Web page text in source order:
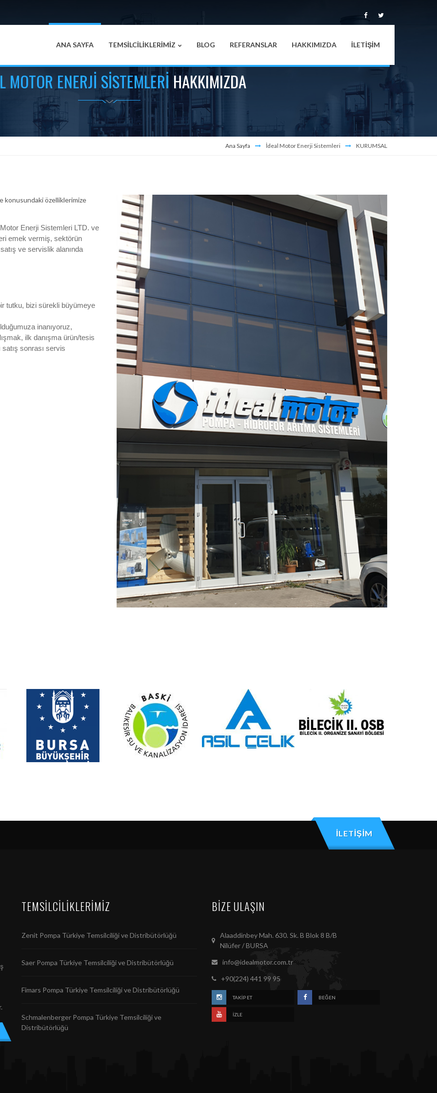
ANA SAYFA TEMSİLCİLİKLERİMİZ BLOG REFERANSLAR HAKKIMIZDA İLETİŞİM
MOTOR ENERJI SISTEMLERIHAKKIMIZDA
Ana Sayfa İdeal Motor Enerji Sistemleri KURUMSAL
konusundaki özelliklerimize
Enerji Sistemleri LTD. ve
emek vermiş, sektörün
ve servislik alanında
tutku, bizi sürekli büyümeye
inanıyoruz,
ilk danışma ürün/tesis
sonrası servis
İLETİŞİM
TEMSILCILIKLERIMIZ
Zenit Pompa Türkiye Temsilciliği ve Distribütörlüğü
Saer Pompa Türkiye Temsilciliği ve Distribütörlüğü
Fimars Pompa Türkiye Temsilciliği ve Distribütörlüğü
Schmalenberger Pompa Türkiye Temsilciliği ve
Distribütörlüğü
BIZE ULAŞIN
Alaaddinbey Mah. 630. Sk. B Blok 8 B/B
Nilüfer / BURSA
info@idealmotor.com.tr
+90(224) 441 99 95
TAKIP ET BEĞEN
İZLE